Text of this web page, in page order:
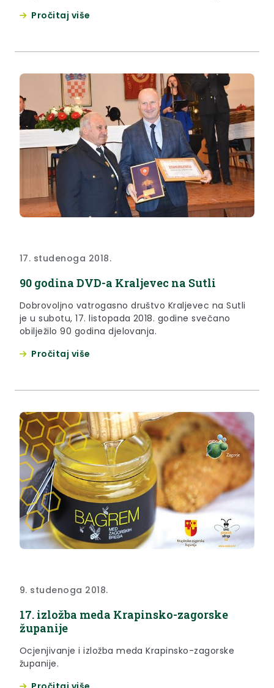
manifestacija „ADVENT U ZAGORJU“, uz obred
Pročitaj više
17. studenoga 2018.
90 godina DVD-a Kraljevec na Sutli
Dobrovoljno vatrogasno društvo Kraljevec na Sutli
je u subotu, 17. listopada 2018. godine svečano
obilježilo 90 godina djelovanja.
Pročitaj više
9. studenoga 2018.
17. izložba meda Krapinsko-zagorske
županije
Ocjenjivanje i izložba meda Krapinsko-zagorske
županije.